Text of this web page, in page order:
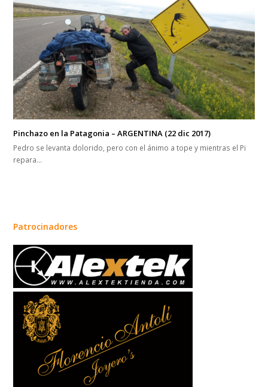
Pinchazo en la Patagonia – ARGENTINA (22 dic 2017)
Pedro se levanta dolorido, pero con el ánimo a tope y mientras el Pi
repara…
Patrocinadores